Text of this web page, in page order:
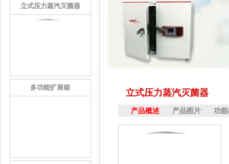
立式压力蒸汽灭菌器
多功能扩展箱
立式压力蒸汽灭菌器
产品概述 产品图片 功